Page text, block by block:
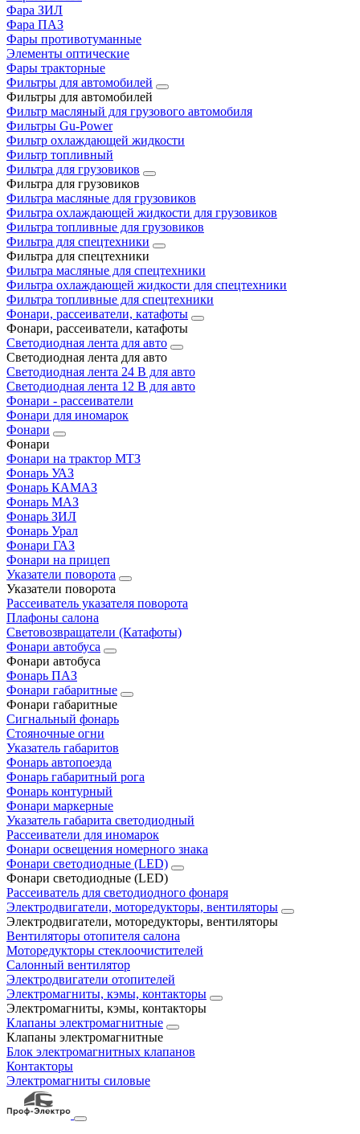
Фара ЗИЛ
Фара ПАЗ
Фары противотуманные
Элементы оптические
Фары тракторные
Фильтры для автомобилей
Фильтры для автомобилей
Фильтр масляный для грузового автомобиля
Фильтры Gu-Power
Фильтр охлаждающей жидкости
Фильтр топливный
Фильтра для грузовиков
Фильтра для грузовиков
Фильтра масляные для грузовиков
Фильтра охлаждающей жидкости для грузовиков
Фильтра топливные для грузовиков
Фильтра для спецтехники
Фильтра для спецтехники
Фильтра масляные для спецтехники
Фильтра охлаждающей жидкости для спецтехники
Фильтра топливные для спецтехники
Фонари, рассеиватели, катафоты
Фонари, рассеиватели, катафоты
Светодиодная лента для авто
Светодиодная лента для авто
Светодиодная лента 24 В для авто
Светодиодная лента 12 В для авто
Фонари - рассеиватели
Фонари для иномарок
Фонари
Фонари
Фонари на трактор МТЗ
Фонарь УАЗ
Фонарь КАМАЗ
Фонарь МАЗ
Фонарь ЗИЛ
Фонарь Урал
Фонари ГАЗ
Фонари на прицеп
Указатели поворота
Указатели поворота
Рассеиватель указателя поворота
Плафоны салона
Световозвращатели (Катафоты)
Фонари автобуса
Фонари автобуса
Фонарь ПАЗ
Фонари габаритные
Фонари габаритные
Сигнальный фонарь
Стояночные огни
Указатель габаритов
Фонарь автопоезда
Фонарь габаритный рога
Фонарь контурный
Фонари маркерные
Указатель габарита светодиодный
Рассеиватели для иномарок
Фонари освещения номерного знака
Фонари светодиодные (LED)
Фонари светодиодные (LED)
Рассеиватель для светодиодного фонаря
Электродвигатели, моторедукторы, вентиляторы
Электродвигатели, моторедукторы, вентиляторы
Вентиляторы отопителя салона
Моторедукторы стеклоочистителей
Салонный вентилятор
Электродвигатели отопителей
Электромагниты, кэмы, контакторы
Электромагниты, кэмы, контакторы
Клапаны электромагнитные
Клапаны электромагнитные
Блок электромагнитных клапанов
Контакторы
Электромагниты силовые